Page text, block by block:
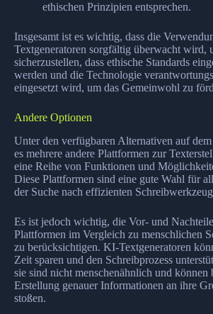
ethischen Prinzipien entsprechen.
Insgesamt ist es wichtig, dass die
Textgeneratoren sorgfältig überwacht wird,
sicherzustellen, dass ethische Standards
werden und die Technologie
eingesetzt wird, um das Gemeinwohl zu
Andere Optionen
Unter den verfügbaren Alternativen auf
es mehrere andere Plattformen zur
eine Reihe von Funktionen und
Diese Plattformen sind eine gute Wahl für
der Suche nach effizienten
Es ist jedoch wichtig, die Vor- und
Plattformen im Vergleich zu menschlichen
zu berücksichtigen. KI-Textgeneratoren
Zeit sparen und den Schreibprozess
sie sind nicht menschenähnlich und können
Erstellung genauer Informationen an ihre
stoßen.